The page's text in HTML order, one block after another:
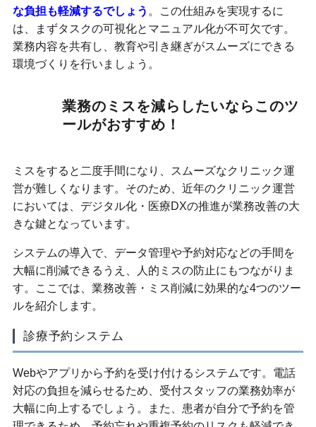
な負担も軽減するでしょう 。この仕組みを実現するに
は、まずタスクの可視化とマニュアル化が不可欠です。
業務内容を共有し、教育や引き継ぎがスムーズにできる
環境づくりを行いましょう。
業務のミスを減らしたいならこのツ
ールがおすすめ！
ミスをすると二度手間になり、スムーズなクリニック運
営が難しくなります。そのため、近年のクリニック運営
においては、デジタル化・医療DXの推進が業務改善の大
きな鍵となっています。
システムの導入で、データ管理や予約対応などの手間を
大幅に削減できるうえ、人的ミスの防止にもつながりま
す。ここでは、業務改善・ミス削減に効果的な4つのツー
ルを紹介します。
診療予約システム
Webやアプリから予約を受け付けるシステムです。電話
対応の負担を減らせるため、受付スタッフの業務効率が
大幅に向上するでしょう。また、患者が自分で予約を管